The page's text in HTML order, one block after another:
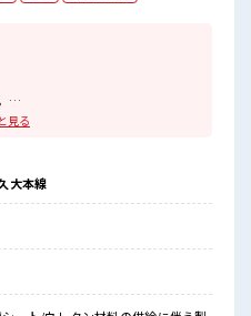
自由！
だけど、
していきましょう！
見る
大本線